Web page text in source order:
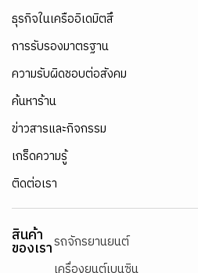
ธุรกิจในเครืออิเดมิตสึ
การรับรองมาตรฐาน
ความรับผิดชอบต่อสังคม
ค้นหาร้าน
ข่าวสารและกิจกรรม
เกร็ดความรู้
ติดต่อเรา
สินค้า
ของเรารถจักรยานยนต์
เครื่องยนต์เบนซิน